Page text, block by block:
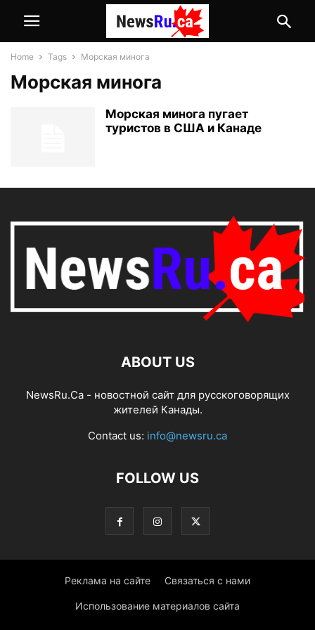
Home Tags Морская минога
Морская минога
Морская минога пугает
туристов в США и Канаде
ABOUT US
NewsRu.Ca - новостной сайт для русскоговорящих
жителей Канады.
Contact us: info@newsru.ca
FOLLOW US
Реклама на сайте Связаться с нами
Использование материалов сайта